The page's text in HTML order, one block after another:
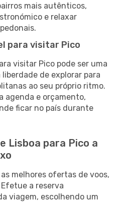
mais autênticos,
e relaxar
para visitar Pico
visitar Pico pode ser uma
de explorar para
ao seu próprio ritmo.
agenda e orçamento,
ficar no país durante
Lisboa para Pico a
melhores ofertas de voos,
a reserva
viagem, escolhendo um